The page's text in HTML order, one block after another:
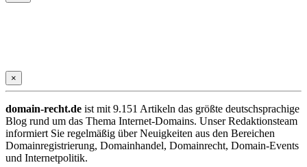
×
domain-recht.de ist mit 9.151 Artikeln das größte deutschsprachige
Blog rund um das Thema Internet-Domains. Unser Redaktionsteam
informiert Sie regelmäßig über Neuigkeiten aus den Bereichen
Domainregistrierung, Domainhandel, Domainrecht, Domain-Events
und Internetpolitik.